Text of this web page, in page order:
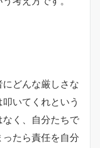
どんな厳しさな
いてくれという
く、自分たちで
たら責任を自分